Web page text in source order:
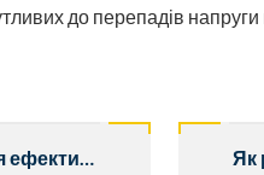
до перепадів напруги